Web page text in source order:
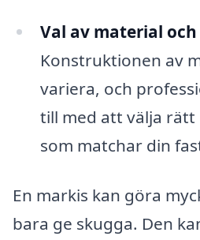
Val av material
Konstruktionen av
variera, och
till med att välja
som matchar din
En markis kan göra
bara ge skugga. Den